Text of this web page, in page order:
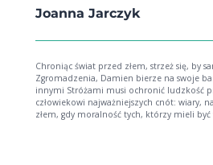
Joanna Jarczyk
Chroniąc świat przed złem, strzeż się, by
Zgromadzenia, Damien bierze na swoje barki
innymi Stróżami musi ochronić ludzkość
człowiekowi najważniejszych cnót: wiary,
złem, gdy moralność tych, którzy mieli być